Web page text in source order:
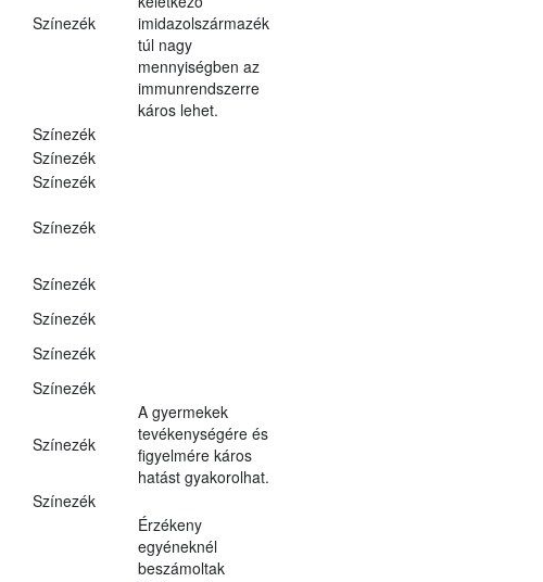
Színezék
imidazolszármazék
túl nagy
mennyiségben az
immunrendszerre
káros lehet.
Színezék
Színezék
Színezék
Színezék
Színezék
Színezék
Színezék
Színezék
Színezék
A gyermekek
tevékenységére és
figyelmére káros
hatást gyakorolhat.
Színezék
Érzékeny
egyéneknél
beszámoltak